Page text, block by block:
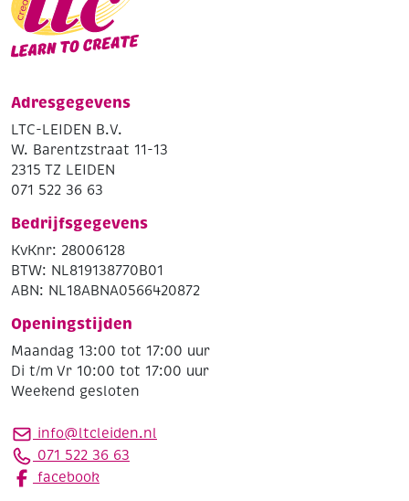
Adresgegevens
LTC-LEIDEN B.V.
W. Barentzstraat 11-13
2315 TZ LEIDEN
071 522 36 63
Bedrijfsgegevens
KvKnr: 28006128
BTW: NL819138770B01
ABN: NL18ABNA0566420872
Openingstijden
Maandag 13:00 tot 17:00 uur
Di t/m Vr 10:00 tot 17:00 uur
Weekend gesloten
info@ltcleiden.nl
071 522 36 63
facebook